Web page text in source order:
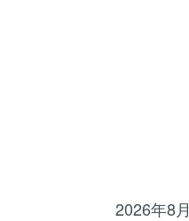
2026年8月